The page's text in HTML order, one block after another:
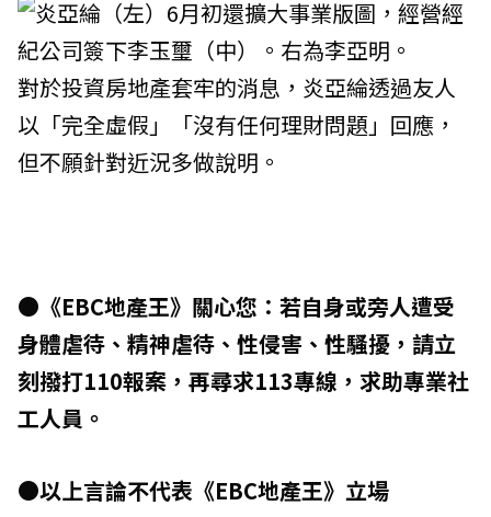
對於投資房地產套牢的消息，炎亞綸透過友人
以「完全虛假」「沒有任何理財問題」回應，
但不願針對近況多做說明。
●《EBC地產王》關心您：若自身或旁人遭受
身體虐待、精神虐待、性侵害、性騷擾，請立
刻撥打110報案，再尋求113專線，求助專業社
工人員。
●以上言論不代表《EBC地產王》立場